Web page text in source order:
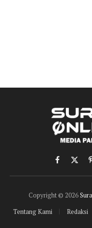
Facebook
X
Copyright © 2026
Tentang Kami
Redaksi